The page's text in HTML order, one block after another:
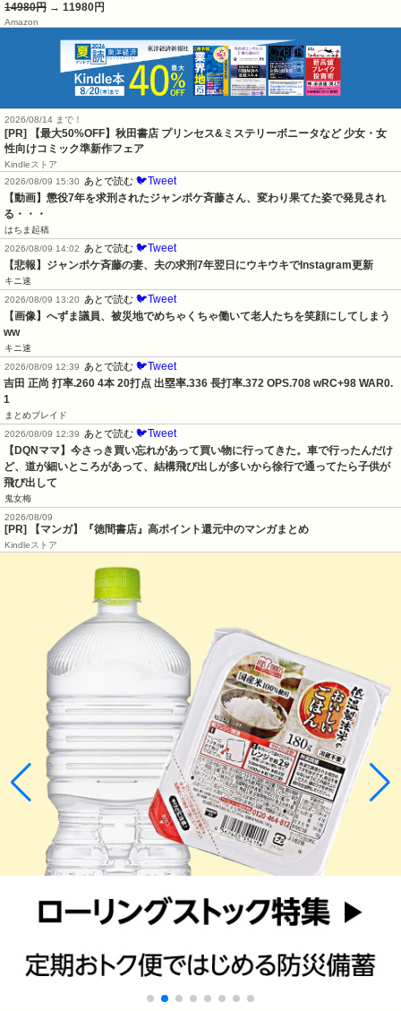
14980円 → 11980円
Amazon
2026/08/14 まで！
[PR] 【最大50%OFF】秋田書店 プリンセス&ミステリーボニータなど 少女・女
性向けコミック準新作フェア
Kindleストア
2026/08/09 15:30
あとで読む 🐦Tweet
【動画】懲役7年を求刑されたジャンポケ斉藤さん、変わり果てた姿で発見され
る・・・
はちま起稿
2026/08/09 14:02
あとで読む 🐦Tweet
【悲報】ジャンポケ斉藤の妻、夫の求刑7年翌日にウキウキでInstagram更新
キニ速
2026/08/09 13:20
あとで読む 🐦Tweet
【画像】へずま議員、被災地でめちゃくちゃ働いて老人たちを笑顔にしてしまう
ww
キニ速
2026/08/09 12:39
あとで読む 🐦Tweet
吉田 正尚 打率.260 4本 20打点 出塁率.336 長打率.372 OPS.708 wRC+98 WAR0.
1
まとめブレイド
2026/08/09 12:39
あとで読む 🐦Tweet
【DQNママ】今さっき買い忘れがあって買い物に行ってきた。車で行ったんだけ
ど、道が細いところがあって、結構飛び出しが多いから徐行で通ってたら子供が
飛び出して
鬼女梅
2026/08/09
[PR] 【マンガ】『徳間書店』高ポイント還元中のマンガまとめ
Kindleストア